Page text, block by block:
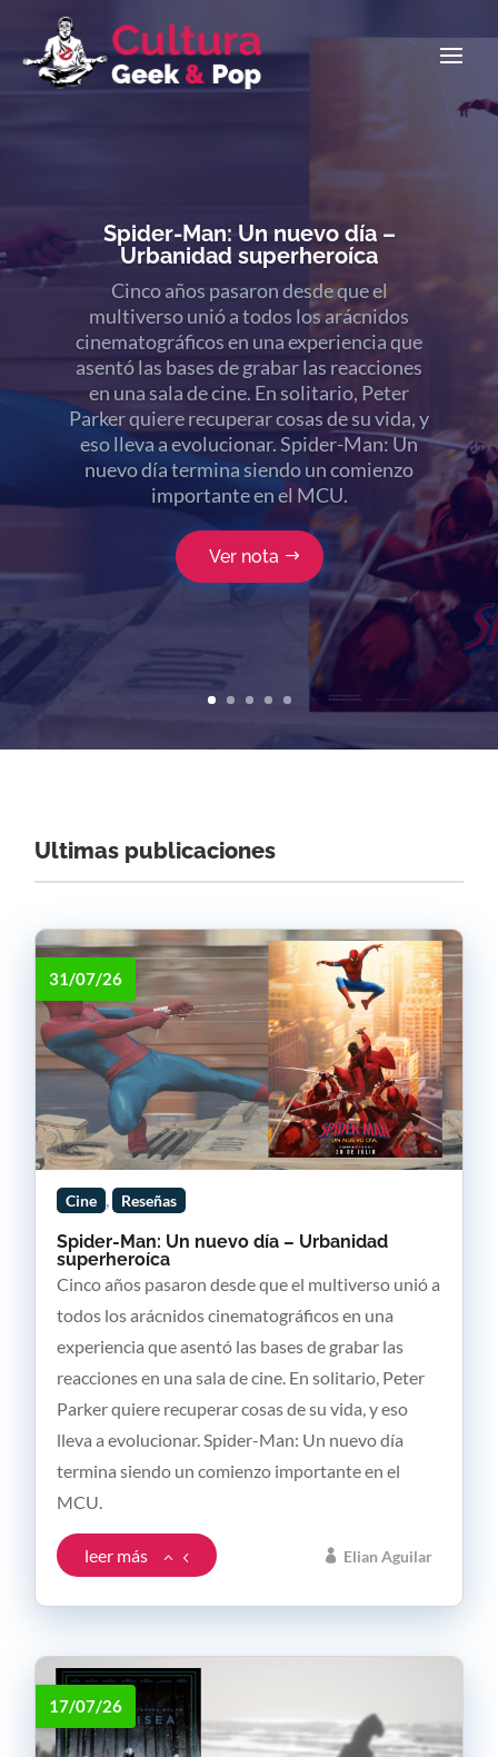
La Odisea: viejos / nuevos mitos
Los nenazos están de parabienes, volvió
Christopher Nolan y los emojis de
«puchito-puchito-puchito» se multiplican
al infinito. El retorno definitivo, la historia
mitológica que modificó para siempre a los
dioses en Occidente. Llega La Odisea al
cine, y el celuloide en 70mm sonríe.
Ultimas publicaciones
Spider-Man: Un nuevo día – Urbanidad
superheroíca
Elian Aguilar
31/07/26
Cine , Reseñas
Cinco años pasaron desde que el multiverso unió a
todos los arácnidos cinematográficos en una
experiencia que asentó las bases de grabar las
reacciones en una sala de cine. En solitario, Peter
Parker quiere recuperar cosas de su vida, y eso
lleva a evolucionar. Spider-Man: Un nuevo día
termina siendo un comienzo importante en el
MCU.
leer más
17/07/26